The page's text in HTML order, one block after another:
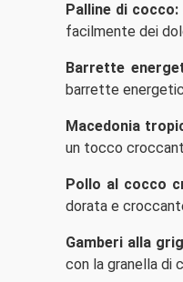
Palline di cocco:
facilmente dei
Barrette
barrette
Macedonia
un tocco
Pollo al cocco
dorata e
Gamberi alla
con la granella di